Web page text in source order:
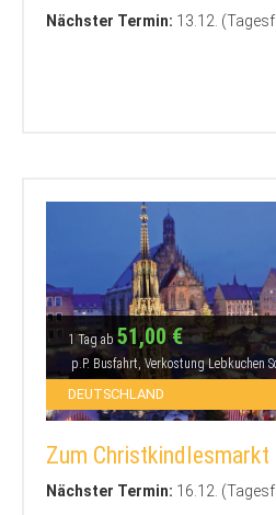
Nächster Termin: 13.12.
1 Tag ab 51,00 €
p.P. Busfahrt, Verkostung Lebkuchen
DEUTSCHLAND
Zum Christkindlesmarkt
Nächster Termin: 16.12.